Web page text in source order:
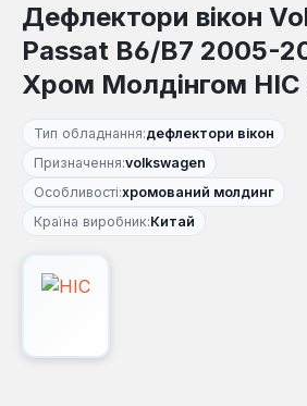
Дефлектори вікон
Passat B6/B7 2005-
Хром Молдінгом
Тип обладнання:дефлектори вікон
Призначення:volkswagen
Особливості:хромований молдинг
Країна виробник:Китай